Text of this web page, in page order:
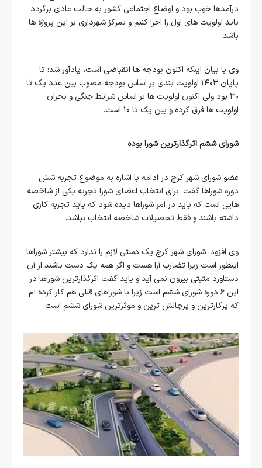
درآمدها خوب بود و اوضاع اجتماعی کشور به حالت عادی برگردد
باید اولویت های اول را اجرا کنیم و تمرکز شهرداری بر این پروژه ها
باشد.
وی با بیان اینکه اکنون بودجه ها انقباضی است، یادآور شد: تا
پایان ۱۴۰۳ اولویت بندی بر اساس بودجه مصوب بین عدد یک تا
۳۰ بود ولی اکنون اولویت ها بر اساس شرایط جنگی و بحران
اولویت ها فرق کرده و بین یک تا ۱۰ است.
شورای ششم اثرگذارترین شورا بوده
عضو شورای شهر کرج در ادامه با اشاره به موضوع تجربه شش
دوره شوراها گفت: برای انتخاب اعضای شورا تجربه یکی از شاخصه
هایی است که باید در امر شوراها دیده شود که باید تجربه کاری
داشته باشند و فقط تحصیلات شاخصه انتخاب نباشد.
وی افزود: شورای شهر کرج یک دستی لازم را ندارد که بیشتر شوراها
اینطور است زیرا تضارب آرا هست و اگر همه یک دست باشند از آن
دستاورد مثبتی بیرون نمی آید و باید گفت اثرگذارترین شوراها در
این ۶ دوره شورای ششم است زیرا با شوراهای قبلی هم کار کرده ام
که پرکارترین و پرچالش ترین و موثرترین شورای ششم است.